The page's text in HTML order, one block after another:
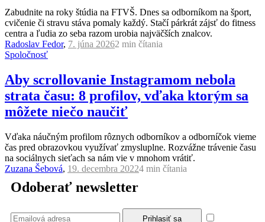
Zabudnite na roky štúdia na FTVŠ. Dnes sa odborníkom na šport,
cvičenie či stravu stáva pomaly každý. Stačí párkrát zájsť do fitness
centra a ľudia zo seba razom urobia najväčších znalcov.
Radoslav Fedor, 7. júna 20262 min čítania
Spoločnosť
Aby scrollovanie Instagramom nebola
strata času: 8 profilov, vďaka ktorým sa
môžete niečo naučiť
Vďaka náučným profilom rôznych odborníkov a odborníčok vieme
čas pred obrazovkou využívať zmysluplne. Rozvážne trávenie času
na sociálnych sieťach sa nám vie v mnohom vrátiť.
Zuzana Šebová, 19. decembra 20224 min čítania
Odoberať newsletter